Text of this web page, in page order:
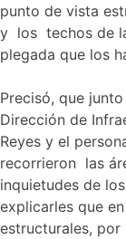
punto de vista
y los techos de
plegada que los
Precisó, que
Dirección de
Reyes y el
recorrieron las
inquietudes de
explicarles que
estructurales, por